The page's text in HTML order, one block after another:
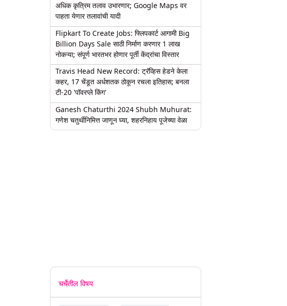
अधिक कृत्रिम तलाव उभारणार; Google Maps वर
पाहता येणार तलावांची यादी
Flipkart To Create Jobs: फ्लिपकार्ट आगामी Big
Billion Days Sale साठी निर्माण करणार 1 लाख
नोकऱ्या; संपूर्ण भारतभर होणार पूर्ती केंद्रांचा विस्तार
Travis Head New Record: ट्रॅव्हिस हेडने केला
कहर, 17 चेंडूत अर्धशतक ठोकून रचला इतिहास; बनला
टी-20 'पॉवरप्ले किंग'
Ganesh Chaturthi 2024 Shubh Muhurat:
गणेश चतुर्थीनिमित्त जाणून घ्या, शहरनिहाय पूजेच्या वेळा
चर्चेतील विषय